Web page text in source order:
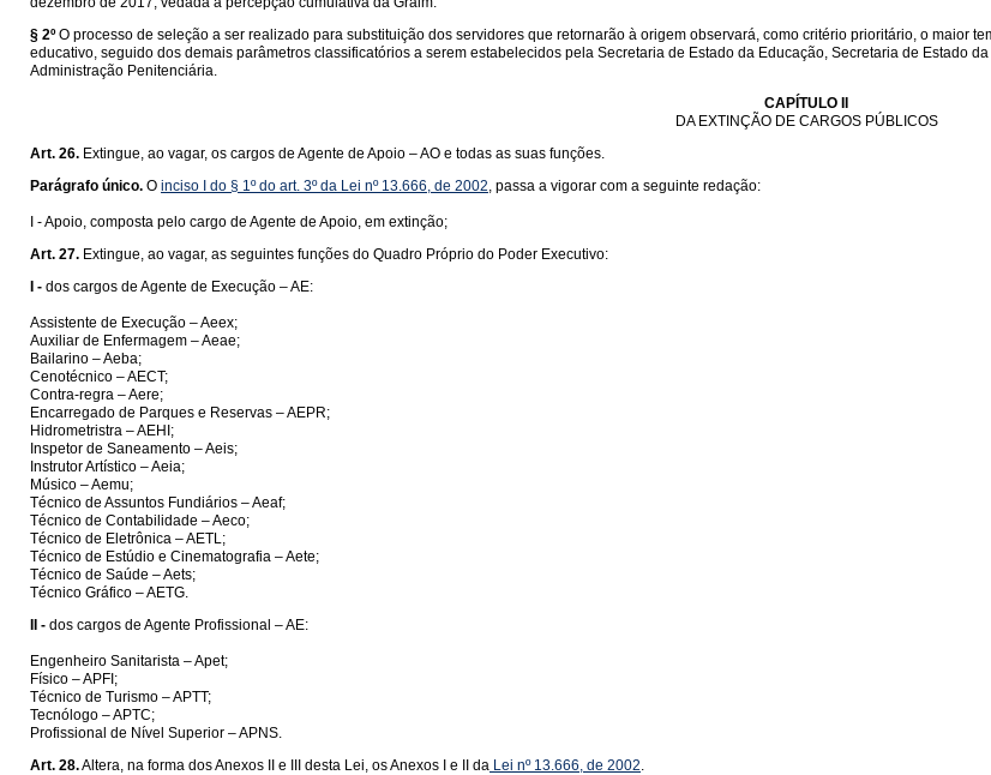
§ 2º O processo de seleção a ser realizado para substituição dos servidores que retornarão à origem observará, como critério prioritário, o maior
educativo, seguido dos demais parâmetros classificatórios a serem estabelecidos pela Secretaria de Estado da Educação, Secretaria de Estado
Administração Penitenciária.
CAPÍTULO II
DA EXTINÇÃO DE CARGOS PÚBLICOS
Art. 26. Extingue, ao vagar, os cargos de Agente de Apoio – AO e todas as suas funções.
Parágrafo único. O inciso I do § 1º do art. 3º da Lei nº 13.666, de 2002, passa a vigorar com a seguinte redação:
I - Apoio, composta pelo cargo de Agente de Apoio, em extinção;
Art. 27. Extingue, ao vagar, as seguintes funções do Quadro Próprio do Poder Executivo:
I - dos cargos de Agente de Execução – AE:
Assistente de Execução – Aeex;
Auxiliar de Enfermagem – Aeae;
Bailarino – Aeba;
Cenotécnico – AECT;
Contra-regra – Aere;
Encarregado de Parques e Reservas – AEPR;
Hidrometristra – AEHI;
Inspetor de Saneamento – Aeis;
Instrutor Artístico – Aeia;
Músico – Aemu;
Técnico de Assuntos Fundiários – Aeaf;
Técnico de Contabilidade – Aeco;
Técnico de Eletrônica – AETL;
Técnico de Estúdio e Cinematografia – Aete;
Técnico de Saúde – Aets;
Técnico Gráfico – AETG.
II - dos cargos de Agente Profissional – AE:
Engenheiro Sanitarista – Apet;
Físico – APFI;
Técnico de Turismo – APTT;
Tecnólogo – APTC;
Profissional de Nível Superior – APNS.
Art. 28.Altera, na forma dos Anexos II e III desta Lei, os Anexos I e II da Lei nº 13.666, de 2002.